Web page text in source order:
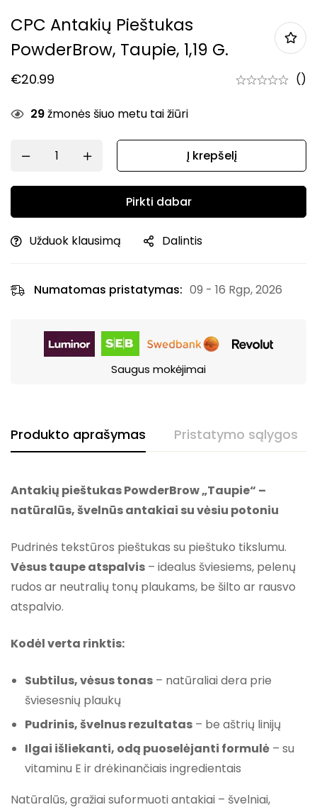
CPC Antakių Pieštukas
PowderBrow, Taupie, 1,19 G.
€20.99 ()
29žmonės šiuo metu tai žiūri
Į krepšelį
Pirkti dabar
Užduok klausimą Dalintis
Numatomas pristatymas: 09 - 16 Rgp, 2026
Saugus mokėjimai
Produkto aprašymas Pristatymo sąlygos
Antakių pieštukas PowderBrow „Taupie“ –
natūralūs, švelnūs antakiai su vėsiu potoniu
Pudrinės tekstūros pieštukas su pieštuko tikslumu.
Vėsus taupe atspalvis – idealus šviesiems, pelenų
rudos ar neutralių tonų plaukams, be šilto ar rausvo
atspalvio.
Kodėl verta rinktis:
Subtilus, vėsus tonas – natūraliai dera prie
šviesesnių plaukų
Pudrinis, švelnus rezultatas – be aštrių linijų
Ilgai išliekanti, odą puoselėjanti formulė – su
vitaminu E ir drėkinančiais ingredientais
Natūralūs, gražiai suformuoti antakiai – švelniai,